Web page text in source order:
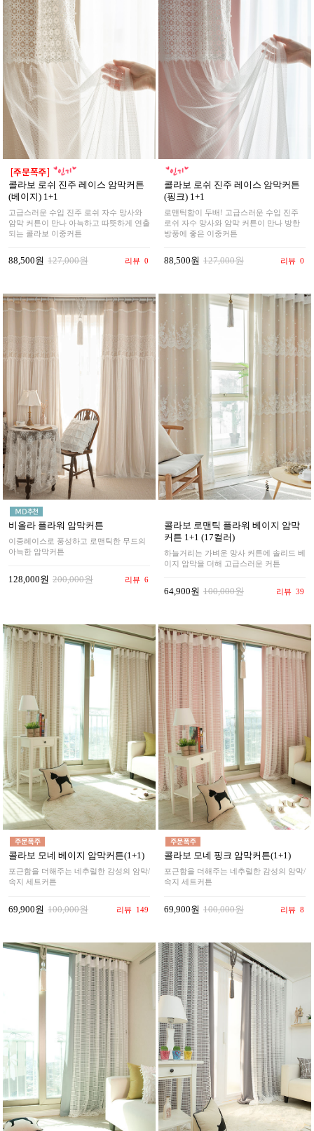
콜라보 로쉬 진주 레이스 암막커튼
(베이지) 1+1
고급스러운 수입 진주 로쉬 자수 망사와
암막 커튼이 만나 아늑하고 따뜻하게 연출
되는 콜라보 이중커튼
88,500원 127,000원 리뷰 0
콜라보 로쉬 진주 레이스 암막커튼
(핑크) 1+1
로맨틱함이 두배! 고급스러운 수입 진주
로쉬 자수 망사와 암막 커튼이 만나 방한
방풍에 좋은 이중커튼
88,500원 127,000원 리뷰 0
비올라 플라워 암막커튼
이중레이스로 풍성하고 로맨틱한 무드의
아늑한 암막커튼
128,000원 200,000원 리뷰 6
콜라보 로맨틱 플라워 베이지 암막
커튼 1+1 (17컬러)
하늘거리는 가벼운 망사 커튼에 솔리드 베
이지 암막을 더해 고급스러운 커튼
64,900원 100,000원 리뷰 39
콜라보 모네 베이지 암막커튼(1+1)
포근함을 더해주는 네추럴한 감성의 암막/
속지 세트커튼
69,900원 100,000원 리뷰 149
콜라보 모네 핑크 암막커튼(1+1)
포근함을 더해주는 네추럴한 감성의 암막/
속지 세트커튼
69,900원 100,000원 리뷰 8